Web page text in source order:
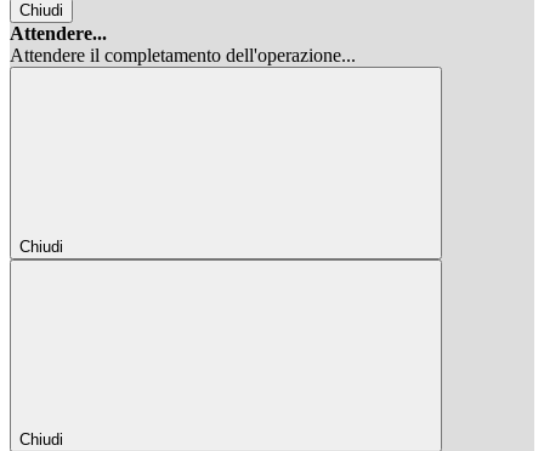
Chiudi
Attendere...
Attendere il completamento dell'operazione...
Chiudi
Chiudi